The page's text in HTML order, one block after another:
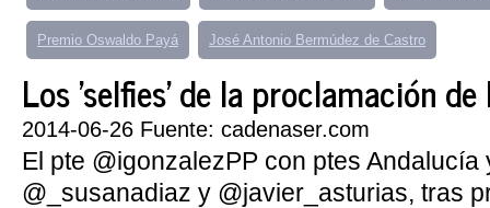
Premio Oswaldo Payá José Antonio Bermúdez de Castro
Los 'selfies' de la proclamación de
2014-06-26 Fuente: cadenaser.com
El pte @igonzalezPP con ptes Andalucía
@_susanadiaz y @javier_asturias, tras